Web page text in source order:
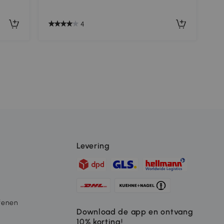
4
Levering
Download de app en ontvang
10% korting!